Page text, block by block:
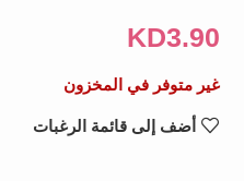
KD3.90
غير متوفر في المخزون
أضف إلى قائمة الرغبات